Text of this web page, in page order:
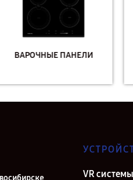
ВАРОЧНЫЕ ПАНЕЛИ
VR системы